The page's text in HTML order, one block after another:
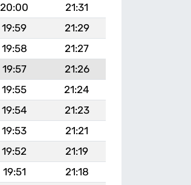
20:00
21:31
19:59
21:29
19:58
21:27
19:57
21:26
19:55
21:24
19:54
21:23
19:53
21:21
19:52
21:19
19:51
21:18